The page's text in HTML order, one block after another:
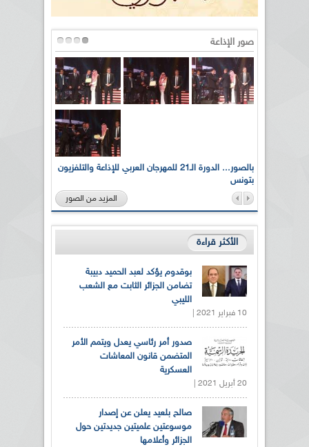
صور الإذاعة
بالصور... الدورة الـ21 للمهرجان العربي للإذاعة والتلفزيون
بتونس
المزيد من الصور
الأكثر قراءة
بوقدوم يؤكد لعبد الحميد دبيبة
تضامن الجزائر الثابت مع الشعب
الليبي
10 فبراير 2021 |
صدور أمر رئاسي يعدل ويتمم الأمر
المتضمن قانون المعاشات
العسكرية
20 أبريل 2021 |
صالح بلعيد يعلن عن إصدار
موسوعتين علميتين جديدتين حول
الجزائر وأعلامها